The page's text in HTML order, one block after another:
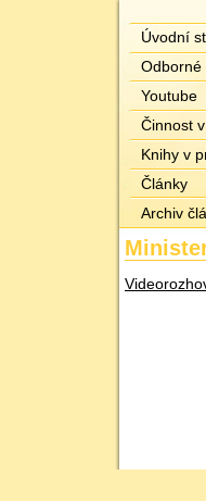
Úvodní
Odborné
Youtube
Činnost
Knihy v
Články
Archiv